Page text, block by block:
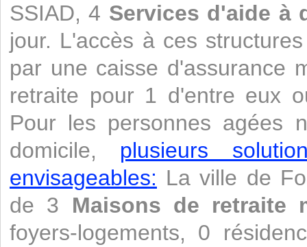
SSIAD, 4 Services d'aide à
jour. L'accès à ces
par une caisse d'assurance
retraite pour 1 d'entre eux
Pour les personnes agées
domicile, plusieurs
envisageables: La ville de
de 3 Maisons de retraite
foyers-logements, 0